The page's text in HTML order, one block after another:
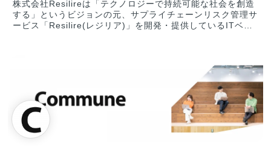
難になっている状況で、それに伴い、各社の労働環境も多様
化・複雑化しています。さらには、日本の労働人口は年々減
少しており、一人あたりの生産性の向上が求められていま
況に対して、私たちは「テクノロジーのチカラで持続可能な
社会を実現する」というパーパスを掲げ、企業を支える根幹
である、人事業務という側面から日本企業を支え、人事業務
に携わる方々、さらにその先の従業員の方々の業務負担軽減
を通して、持続可能性のある社会の実現に貢献します。​
◆Philosophy ～世界で最もお客様を大切にする～
◆Mission ～世の中のすべてを「as a Service」へ～
◆Vision 「as a Service」を通して、世界で戦える
株式会社Resilireは「テクノロジーで持続可能な社会を創造
する」というビジョンの元、サプライチェーンリスク管理サ
ービス「Resilire(レジリア)」を開発・提供しているITベン
供給が停止する事態が起きています。(コロナによる需給バ
ランスの変化によるマスク等の不足や、半導体不足による減
産等) 私たちは、サプライヤーネットワークの可視化とイ
ンシデントデータの連携を可能とするSaaSを提供すること
で、サプライチェーンの寸断を予防し製品の安定供給を実現
し製造業全体のレジリエンスに貢献していきたいと考え事業
を行なっています。 現在Resilireは、新型コロナウイルス